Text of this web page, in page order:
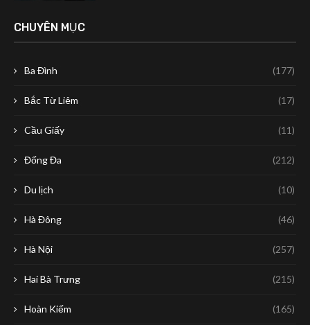
CHUYÊN MỤC
Ba Đình (177)
Bắc Từ Liêm (17)
Cầu Giấy (11)
Đống Đa (212)
Du lịch (10)
Hà Đông (46)
Hà Nội (257)
Hai Bà Trưng (215)
Hoàn Kiếm (165)